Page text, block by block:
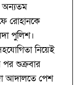
অন্যতম
রোহানকে
পুলিশ।
নিয়েই
পর শুক্রবার
আদালতে পেশ